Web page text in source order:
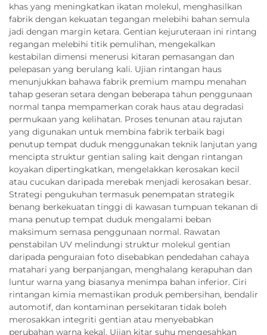
khas yang meningkatkan ikatan molekul, menghasilkan
fabrik dengan kekuatan tegangan melebihi bahan semula
jadi dengan margin ketara. Gentian kejuruteraan ini rintang
regangan melebihi titik pemulihan, mengekalkan
kestabilan dimensi menerusi kitaran pemasangan dan
pelepasan yang berulang kali. Ujian rintangan haus
menunjukkan bahawa fabrik premium mampu menahan
tahap geseran setara dengan beberapa tahun penggunaan
normal tanpa mempamerkan corak haus atau degradasi
permukaan yang kelihatan. Proses tenunan atau rajutan
yang digunakan untuk membina fabrik terbaik bagi
penutup tempat duduk menggunakan teknik lanjutan yang
mencipta struktur gentian saling kait dengan rintangan
koyakan dipertingkatkan, mengelakkan kerosakan kecil
atau cucukan daripada merebak menjadi kerosakan besar.
Strategi pengukuhan termasuk penempatan strategik
benang berkekuatan tinggi di kawasan tumpuan tekanan di
mana penutup tempat duduk mengalami beban
maksimum semasa penggunaan normal. Rawatan
penstabilan UV melindungi struktur molekul gentian
daripada penguraian foto disebabkan pendedahan cahaya
matahari yang berpanjangan, menghalang kerapuhan dan
luntur warna yang biasanya menimpa bahan inferior. Ciri
rintangan kimia memastikan produk pembersihan, bendalir
automotif, dan kontaminan persekitaran tidak boleh
merosakkan integriti gentian atau menyebabkan
perubahan warna kekal. Ujian kitar suhu mengesahkan